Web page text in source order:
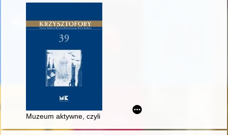
Muzeum aktywne, czyli Słów kilka o społecznej